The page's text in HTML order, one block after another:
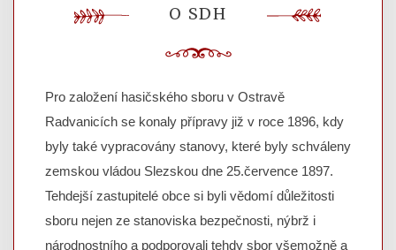
O SDH
Pro založení hasičského sboru v Ostravě
Radvanicích se konaly přípravy již v roce 1896, kdy
byly také vypracovány stanovy, které byly schváleny
zemskou vládou Slezskou dne 25.července 1897.
Tehdejší zastupitelé obce si byli vědomí důležitosti
sboru nejen ze stanoviska bezpečnosti, nýbrž i
národnostního a podporovali tehdy sbor všemožně a